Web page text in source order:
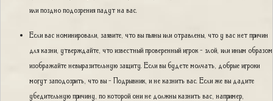
или поздно подозрения падут на вас.
Если вас номинировали, заявите, что вы пьяны или отравлены, что у вас нет причин
для казни, утверждайте, что известный проверенный игрок - злой, или иным образом
изображайте невыразительную защиту. Если вы будете молчать, добрые игроки
могут заподозрить, что вы - Подрывник, и не казнить вас. Если же вы дадите
убедительную причину, по которой они не должны казнить вас, например,